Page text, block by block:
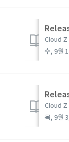
수, 9월
목, 9월